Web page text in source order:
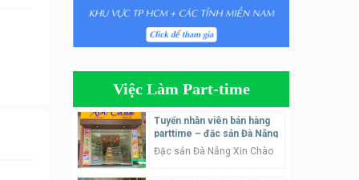
Tuyển nhân viên bán hàng
parttime
parttime
Húp Tea
Việc Làm Part-time
Tuyển nhân viên bán hàng
parttime – đặc sản Đà Nẵng
Đặc sản Đà Nẵng Xin Chào